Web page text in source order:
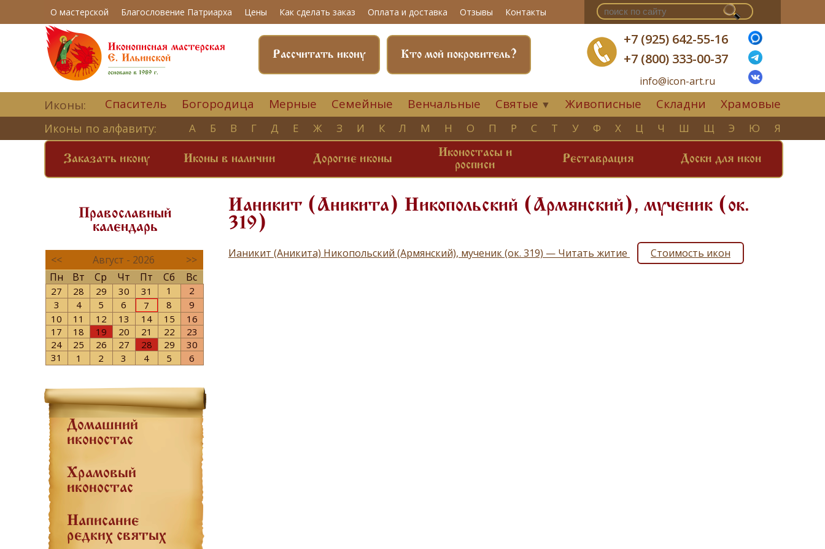
О мастерской Благословение Патриарха Цены Как сделать заказ Оплата и доставка Отзывы Контакты
+7 (925) 642-55-16
+7 (800) 333-00-37
info@icon-art.ru
Кто мой покровитель?
Рассчитать икону
Иконы: Спаситель Богородица Мерные Семейные Венчальные Святые ▼ Живописные Складни Храмовые
Иконы по алфавиту: А Б В Г Д Е Ж З И К Л М Н О П Р С Т У Ф Х Ц Ч Ш Щ Э Ю Я
Заказать икону Иконы в наличии Дорогие иконы
Иконостасы и
росписи
Реставрация Доски для икон
Православный
календарь
<< Август - 2026
>>
Пн
Вт Ср Чт Пт Сб Вс
27 28 29 30 31 1
2
3
4 5 6 7 8
9
10
11 12 13 14 15
16
17
18 19 20 21 22
23
24
25 26 27 28 29
30
31
1 2 3 4 5 6
Домашний
иконостас
Храмовый
иконостас
Написание
редких святых
Ианикит (Аникита) Никопольский (Армянский), мученик (ок.
319)
Ианикит (Аникита) Никопольский (Армянский), мученик (ок. 319) — Читать житие Стоимость икон